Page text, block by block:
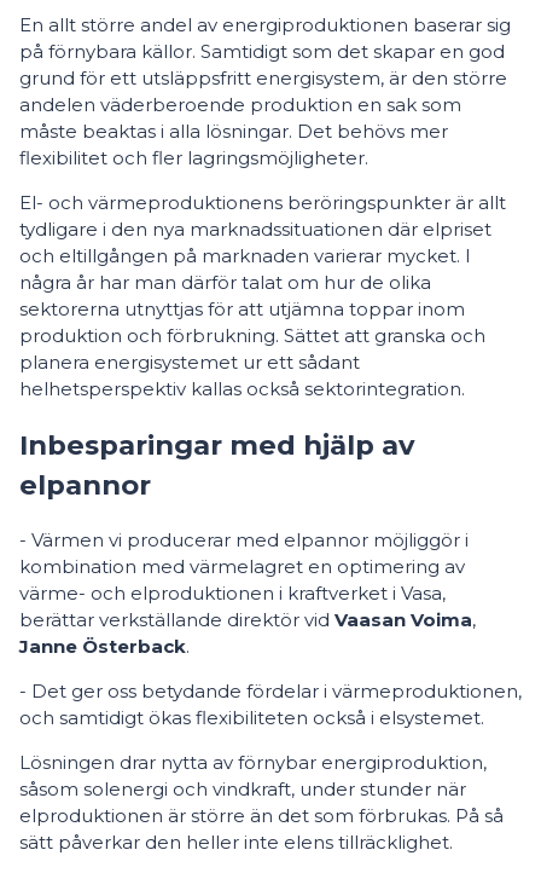
En allt större andel av energiproduktionen baserar sig
på förnybara källor. Samtidigt som det skapar en god
grund för ett utsläppsfritt energisystem, är den större
andelen väderberoende produktion en sak som
måste beaktas i alla lösningar. Det behövs mer
flexibilitet och fler lagringsmöjligheter.
El- och värmeproduktionens beröringspunkter är allt
tydligare i den nya marknadssituationen där elpriset
och eltillgången på marknaden varierar mycket. I
några år har man därför talat om hur de olika
sektorerna utnyttjas för att utjämna toppar inom
produktion och förbrukning. Sättet att granska och
planera energisystemet ur ett sådant
helhetsperspektiv kallas också sektorintegration.
Inbesparingar med hjälp av
elpannor
- Värmen vi producerar med elpannor möjliggör i
kombination med värmelagret en optimering av
värme- och elproduktionen i kraftverket i Vasa,
berättar verkställande direktör vid Vaasan Voima,
Janne Österback.
- Det ger oss betydande fördelar i värmeproduktionen,
och samtidigt ökas flexibiliteten också i elsystemet.
Lösningen drar nytta av förnybar energiproduktion,
såsom solenergi och vindkraft, under stunder när
elproduktionen är större än det som förbrukas. På så
sätt påverkar den heller inte elens tillräcklighet.